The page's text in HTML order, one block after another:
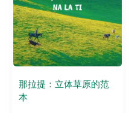
那拉提：立体草原的范
本